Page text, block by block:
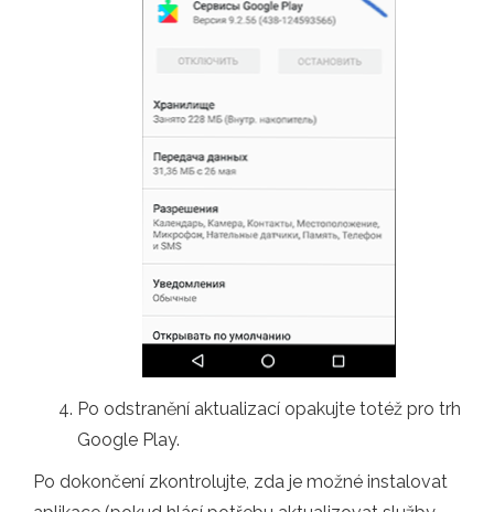
Po odstranění aktualizací opakujte totéž pro trh
Google Play.
Po dokončení zkontrolujte, zda je možné instalovat